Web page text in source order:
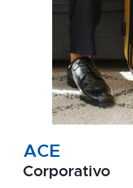
ACE
Corporativo